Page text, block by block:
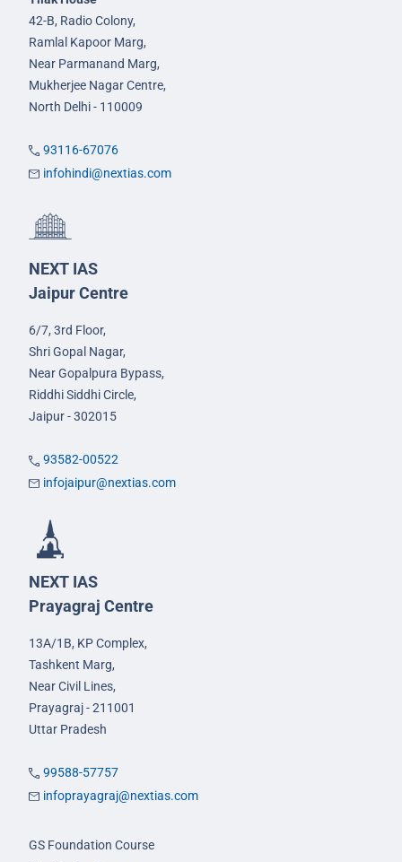
42-B, Radio Colony,
Ramlal Kapoor Marg,
Near Parmanand Marg,
Mukherjee Nagar Centre,
North Delhi - 110009
93116-67076
infohindi@nextias.com
NEXT IAS
Jaipur Centre
6/7, 3rd Floor,
Shri Gopal Nagar,
Near Gopalpura Bypass,
Riddhi Siddhi Circle,
Jaipur - 302015
93582-00522
infojaipur@nextias.com
NEXT IAS
Prayagraj Centre
13A/1B, KP Complex,
Tashkent Marg,
Near Civil Lines,
Prayagraj - 211001
Uttar Pradesh
99588-57757
infoprayagraj@nextias.com
GS Foundation Course